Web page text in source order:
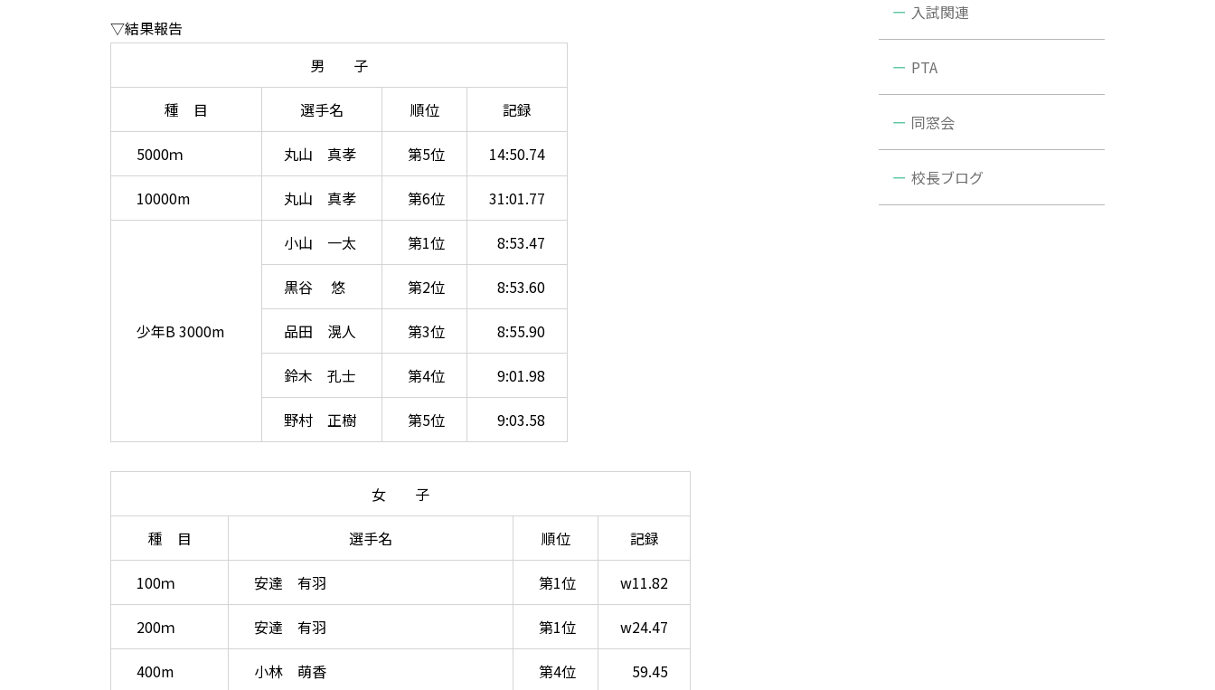
▽結果報告
男 子
種 目 選手名 順位 記録
5000ｍ 丸山 真孝 第5位 14:50.74
10000m 丸山 真孝 第6位 31:01.77
少年B 3000m
小山 一太 第1位 8:53.47
黒谷 悠 第2位 8:53.60
品田 滉人 第3位 8:55.90
鈴木 孔士 第4位 9:01.98
野村 正樹 第5位 9:03.58
女 子
種 目 選手名 順位 記録
100ｍ 安達 有羽 第1位 w11.82
200ｍ 安達 有羽 第1位 w24.47
400m 小林 萌香 第4位 59.45
入試関連
PTA
同窓会
校長ブログ